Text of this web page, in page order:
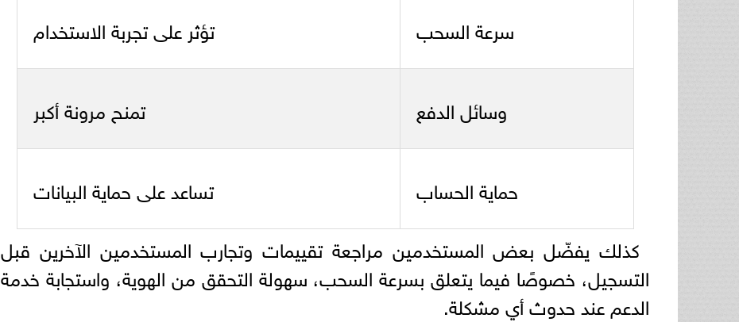
سرعة السحب تؤثر على تجربة الاستخدام
وسائل الدفع تمنح مرونة أكبر
حماية الحساب
تساعد على حماية البيانات
كذلك يفضّل بعض المستخدمين مراجعة تقييمات وتجارب المستخدمين الآخرين قبل
التسجيل، خصوصًا فيما يتعلق بسرعة السحب، سهولة التحقق من الهوية، واستجابة خدمة
الدعم عند حدوث أي مشكلة.